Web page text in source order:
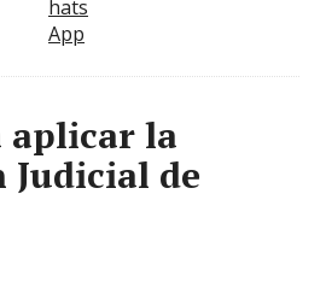
aplicar la
Judicial de